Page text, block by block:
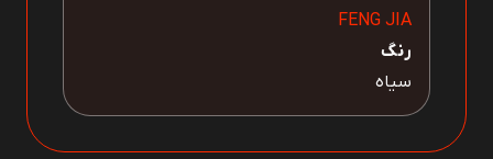
FENG JIA
رنگ
سیاه